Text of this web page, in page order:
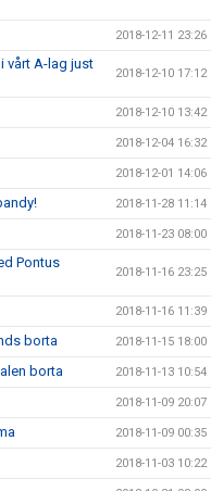
2018-12-11 23:26
vårt A-lag just
2018-12-10 17:12
2018-12-10 13:42
2018-12-04 16:32
2018-12-01 14:06
2018-11-28 11:14
2018-11-23 08:00
Pontus
2018-11-16 23:25
2018-11-16 11:39
borta 2018-11-15 18:00
borta 2018-11-13 10:54
2018-11-09 20:07
2018-11-09 00:35
2018-11-03 10:22